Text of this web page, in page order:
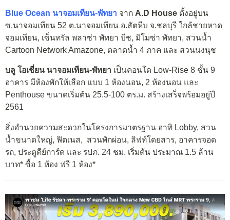
Blue Ocean นาจอมเทียน-พัทยา จาก A.D House ตั้งอยู่บน
ซ.นาจอมเทียน 52 ต.นาจอมเทียน อ.สัตหีบ จ.ชลบุรี ใกล้ชายหาด
จอมเทียน, เซ็นทรัล พลาซ่า พัทยา บีช, มิโมซ่า พัทยา, สวนน้ำ
Cartoon Network Amazone, ตลาดน้ำ 4 ภาค และ สวนนงนุช
บลู โอเชี่ยน นาจอมเทียน-พัทยา เป็นคอนโด Low-Rise 8 ชั้น 9
อาคาร มีห้องพักให้เลือก แบบ 1 ห้องนอน, 2 ห้องนอน และ
Penthouse ขนาดเริ่มต้น 25.5-100 ตร.ม. สร้างเสร็จพร้อมอยู่ปี
2561
สิ่งอำนวยความสะดวกในโครงการมาตรฐาน อาทิ Lobby, สวน
น้ำขนาดใหญ่, ฟิตเนส, สวนพักผ่อน, ลิฟท์โดยสาร, อาคารจอด
รถ, ประตูคีย์การ์ด และ รปภ. 24 ชม. เริ่มต้น ประมาณ 1.5 ล้าน
บาท* ซื้อ 1 ห้อง ฟรี 1 ห้อง*